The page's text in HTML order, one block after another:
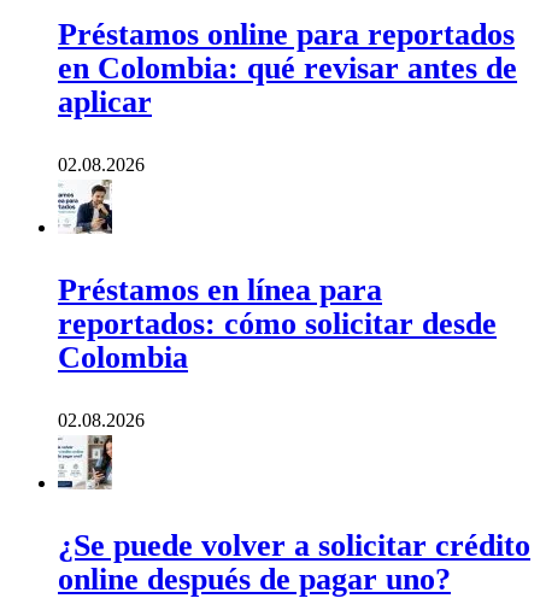
Préstamos online para reportados
en Colombia: qué revisar antes de
aplicar
02.08.2026
Préstamos en línea para
reportados: cómo solicitar desde
Colombia
02.08.2026
¿Se puede volver a solicitar crédito
online después de pagar uno?